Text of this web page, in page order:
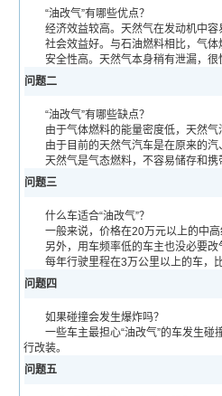
“油改气”有哪些优点？
经济效益较高。天然气在发动机中容
社会效益好。与石油燃料相比，气体
安全性高。天然气本身稍有泄漏，很快
问题二
“油改气”有哪些缺点？
由于气体燃料的能量密度低，天然气汽
由于目前的天然气汽车是在原来的汽、
天然气是气态燃料，不容易储存和携带
问题三
什么车适合“油改气”？
一般来说，价格在20万元以上的中高
另外，用车频率低的车主也没必要改气
每年行驶里程在3万公里以上的车，比
问题四
如果碰撞会发生爆炸吗？
一些车主最担心“油改气”的车发生碰撞
行改装。
问题五